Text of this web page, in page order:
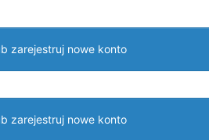
zarejestruj nowe konto
zarejestruj nowe konto